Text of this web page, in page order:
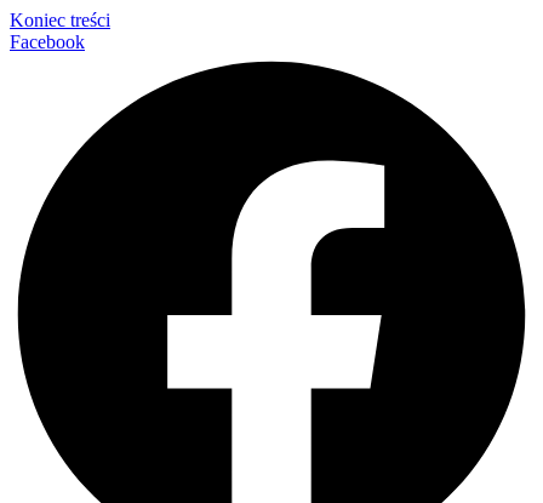
Koniec treści
Facebook